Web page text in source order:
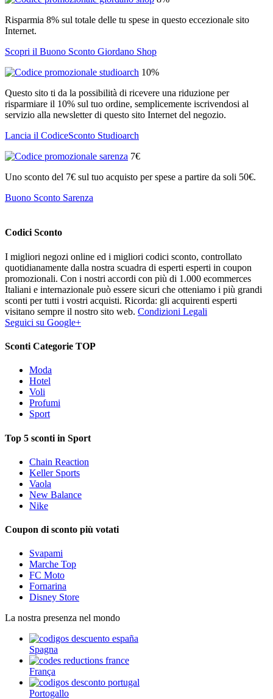
Risparmia 8% sul totale delle tu spese in questo eccezionale sito
Internet.
Scopri il Buono Sconto Giordano Shop
10%
Questo sito ti da la possibilità di ricevere una riduzione per
risparmiare il 10% sul tuo ordine, semplicemente iscrivendosi al
servizio alla newsletter di questo sito Internet del negozio.
Lancia il CodiceSconto Studioarch
7€
Uno sconto del 7€ sul tuo acquisto per spese a partire da soli 50€.
Buono Sconto Sarenza
Codici Sconto
I migliori negozi online ed i migliori codici sconto, controllato
quotidianamente dalla nostra scuadra di esperti esperti in coupon
promozionali. Con i nostri accordi con più di 1.000 ecommerces
Italiani e internazionale può essere sicuri che otteniamo i più grandi
sconti per tutti i vostri acquisti. Ricorda: gli acquirenti esperti
visitano sempre il nostro sito web. Condizioni Legali
Seguici su Google+
Sconti Categorie TOP
Moda
Hotel
Voli
Profumi
Sport
Top 5 sconti in Sport
Chain Reaction
Keller Sports
Vaola
New Balance
Nike
Coupon di sconto più votati
Svapami
Marche Top
FC Moto
Fornarina
Disney Store
La nostra presenza nel mondo
Spagna
França
Portogallo